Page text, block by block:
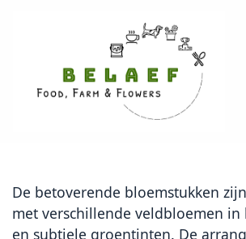
De betoverende bloemstukken
met verschillende veldbloemen
en subtiele groentinten. De